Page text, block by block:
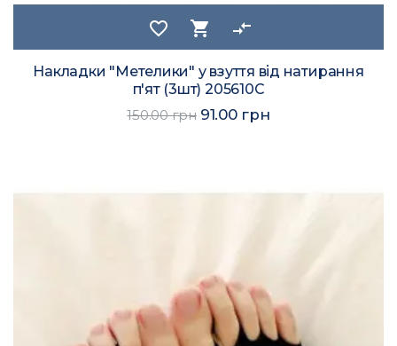
favorite_border shopping_cart compare_arrows
Накладки "Метелики" у взуття від натирання
п'ят (3шт) 205610C
150.00 грн 91.00 грн